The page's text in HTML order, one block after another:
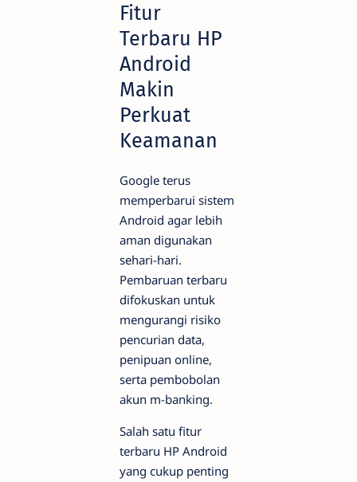
Fitur
Terbaru HP
Android
Makin
Perkuat
Keamanan
Google terus
memperbarui sistem
Android agar lebih
aman digunakan
sehari-hari.
Pembaruan terbaru
difokuskan untuk
mengurangi risiko
pencurian data,
penipuan online,
serta pembobolan
akun m-banking.
Salah satu fitur
terbaru HP Android
yang cukup penting